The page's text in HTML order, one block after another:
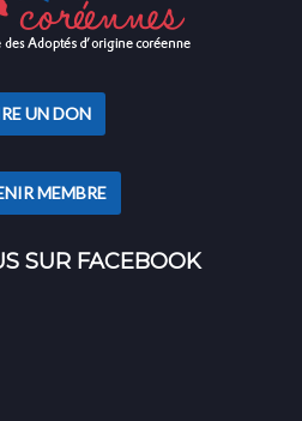
UN DON
MEMBRE
SUR FACEBOOK